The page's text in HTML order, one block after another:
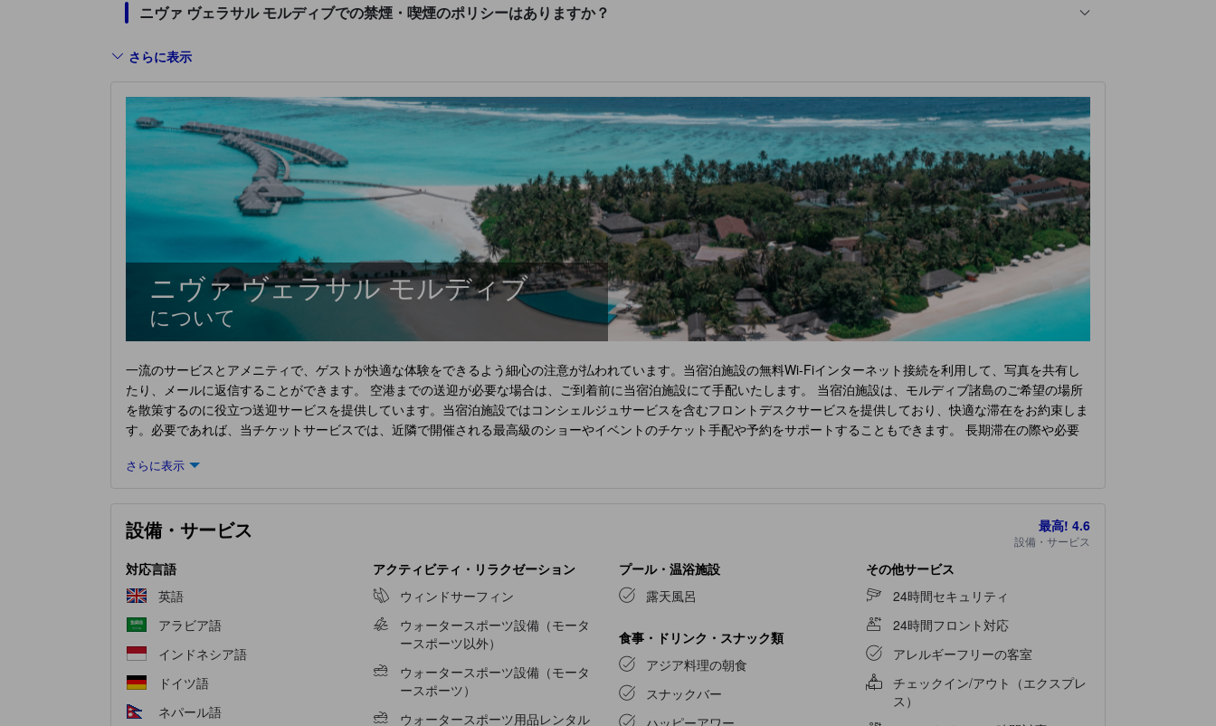
ニヴァ ヴェラサル モルディブでの禁煙・喫煙のポリシーはありますか？
さらに表示
ニヴァ ヴェラサル モルディブ
について
一流のサービスとアメニティで、ゲストが快適な体験をできるよう細心の注意が払われています。当宿泊施設の無料Wi-Fiインターネット接続を利用して、写真を共有し
たり、メールに返信することができます。 空港までの送迎が必要な場合は、ご到着前に当宿泊施設にて手配いたします。 当宿泊施設は、モルディブ諸島のご希望の場所
を散策するのに役立つ送迎サービスを提供しています。当宿泊施設ではコンシェルジュサービスを含むフロントデスクサービスを提供しており、快適な滞在をお約束しま
す。必要であれば、当チケットサービスでは、近隣で開催される最高級のショーやイベントのチケット手配や予約をサポートすることもできます。 長期滞在の際や必要
おりますのでご注意ください。 限られた指定区域では、喫煙は排他的に許可されています。 最高のくつろぎをお約束するため、客室は魅力的なデザインで、基本的な生
グ、日刊新聞、テレビなどのアミューズメント設備があり、楽しい滞在をお楽しみいただけます。特定の部屋には、コーヒーや紅茶を淹れるのに必要なものがすべて揃っ
ていて便利です。 客室のバスルームには、必要なバスアメニティが備え付けられており、快適な滞在をお約束します。 楽しい朝食は一日の始まりに最適です。ニヴァ ヴ
ェラサル モルディブ
では、いつでも美味しいお食事をご堪能いただけます。 食事に出かけたくない場合は、当宿泊施設にある魅力的な料理の選択肢をいつでも利用でき
ます。 食事に関する特別なニーズは問わず、ニヴァ ヴェラサル モルディブ
では楽しいお食事体験をお約束できるよう、さまざまなお料理の選択肢をご用意しております
ので、ご安心ください。 素晴らしい夜を手軽に体験！宿泊施設のエンターテイメントオプションで、敷地外に出ることなく楽しい夜をお過ごしください。食事の選択に
特にこだわりがある場合は、この場所にある施設内の調理設備を利用できることにきっと満足するでしょう。 一日中、
ニヴァ ヴェラサル モルディブ で楽しめるアクティ
ビティで遊びましょう。滞在中、すぐ近くの海岸線にも忘れずに立ち寄ってみましょう。長い一日の終わりには、スパ施設でおくつろぎください。 滞在中、少なくとも
一度は当宿泊施設のプールをお楽しみください。当宿泊施設のプールサイドバーでは、屋外でお好みのドリンクを飲みながら爽やかなひとときをお過ごしください。運動
をさぼりたくない人は、当宿泊施設のフィットネスセンターを訪れることで、活力と健康を維持することができるでしょう。
さらに表示
設備・サービス 最高! 4.6
設備・サービス
対応言語
英語
アラビア語
インドネシア語
ドイツ語
ネパール語
アクティビティ・リラクゼーション
ウィンドサーフィン
ウォータースポーツ設備（モータ
ースポーツ以外）
ウォータースポーツ設備（モータ
ースポーツ）
ウォータースポーツ用品レンタル
プール・温浴施設
露天風呂
食事・ドリンク・スナック類
アジア料理の朝食
スナックバー
ハッピーアワー
その他サービス
24時間セキュリティ
24時間フロント対応
アレルギーフリーの客室
チェックイン/アウト（エクスプレ
ス）